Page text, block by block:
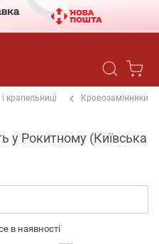
крапельниці Кровозамінники
у Рокитному (Київська
в наявності